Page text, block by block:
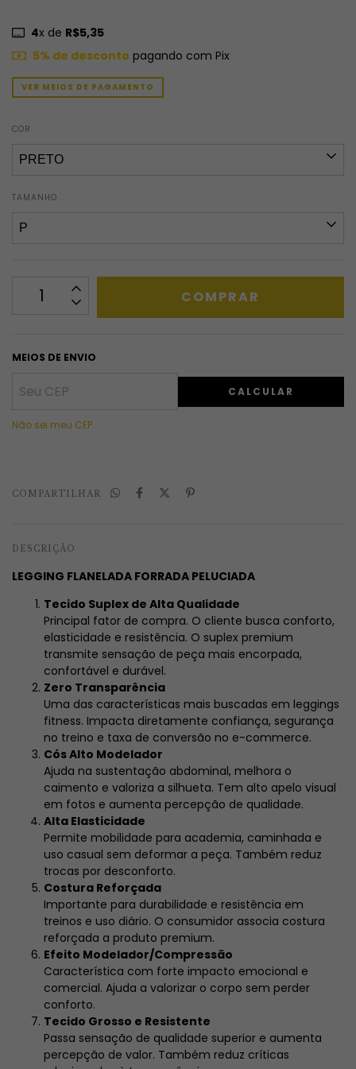
4x de R$5,35
5% de desconto pagando com Pix
VER MEIOS DE PAGAMENTO
COR
TAMANHO
MEIOS DE ENVIO
CALCULAR
Não sei meu CEP
COMPARTILHAR
DESCRIÇÃO
LEGGING FLANELADA FORRADA PELUCIADA
Tecido Suplex de Alta Qualidade
Principal fator de compra. O cliente busca conforto,
elasticidade e resistência. O suplex premium
transmite sensação de peça mais encorpada,
confortável e durável.
Zero Transparência
Uma das características mais buscadas em leggings
fitness. Impacta diretamente confiança, segurança
no treino e taxa de conversão no e-commerce.
Cós Alto Modelador
Ajuda na sustentação abdominal, melhora o
caimento e valoriza a silhueta. Tem alto apelo visual
em fotos e aumenta percepção de qualidade.
Alta Elasticidade
Permite mobilidade para academia, caminhada e
uso casual sem deformar a peça. Também reduz
trocas por desconforto.
Costura Reforçada
Importante para durabilidade e resistência em
treinos e uso diário. O consumidor associa costura
reforçada a produto premium.
Efeito Modelador/Compressão
Característica com forte impacto emocional e
comercial. Ajuda a valorizar o corpo sem perder
conforto.
Tecido Grosso e Resistente
Passa sensação de qualidade superior e aumenta
percepção de valor. Também reduz críticas